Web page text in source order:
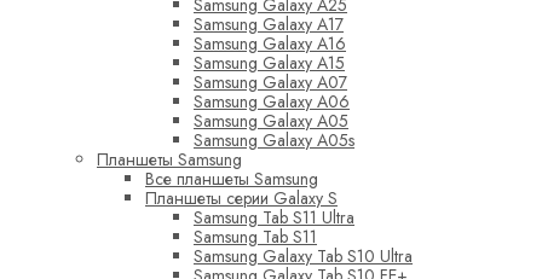
Samsung Galaxy A25
Samsung Galaxy A17
Samsung Galaxy A16
Samsung Galaxy A15
Samsung Galaxy A07
Samsung Galaxy A06
Samsung Galaxy A05
Samsung Galaxy A05s
Планшеты Samsung
Все планшеты Samsung
Планшеты серии Galaxy S
Samsung Tab S11 Ultra
Samsung Tab S11
Samsung Galaxy Tab S10 Ultra